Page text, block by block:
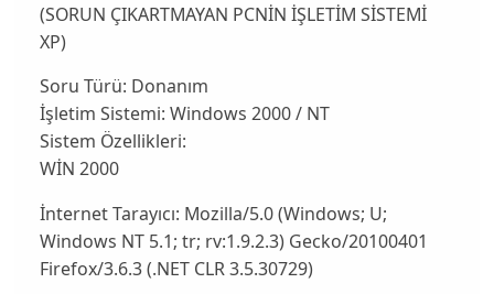
(SORUN ÇIKARTMAYAN PCNİN İŞLETİM SİSTEMİ
XP)
Soru Türü: Donanım
İşletim Sistemi: Windows 2000 / NT
Sistem Özellikleri:
WİN 2000
İnternet Tarayıcı: Mozilla/5.0 (Windows; U;
Windows NT 5.1; tr; rv:1.9.2.3) Gecko/20100401
Firefox/3.6.3 (.NET CLR 3.5.30729)